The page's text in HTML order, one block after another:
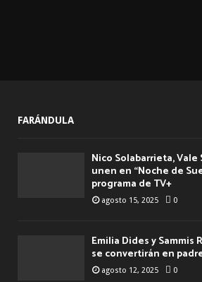
FARÁNDULA
Nico Solabarrieta, Vale
unen en “Noche de
programa de TV+
agosto 15, 2025 0
Emilia Dides y Sammis
se convertirán en
agosto 12, 2025 0